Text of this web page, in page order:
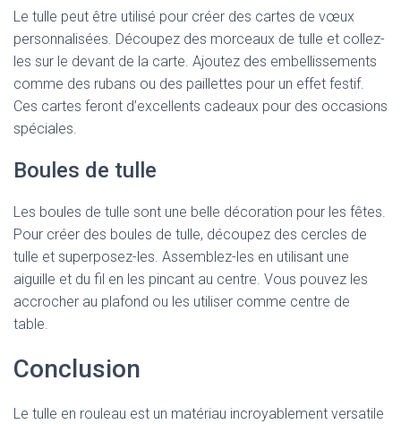
Le tulle peut être utilisé pour créer des cartes de vœux
personnalisées. Découpez des morceaux de tulle et collez-
les sur le devant de la carte. Ajoutez des embellissements
comme des rubans ou des paillettes pour un effet festif.
Ces cartes feront d’excellents cadeaux pour des occasions
spéciales.
Boules de tulle
Les boules de tulle sont une belle décoration pour les fêtes.
Pour créer des boules de tulle, découpez des cercles de
tulle et superposez-les. Assemblez-les en utilisant une
aiguille et du fil en les pincant au centre. Vous pouvez les
accrocher au plafond ou les utiliser comme centre de
table.
Conclusion
Le tulle en rouleau est un matériau incroyablement versatile